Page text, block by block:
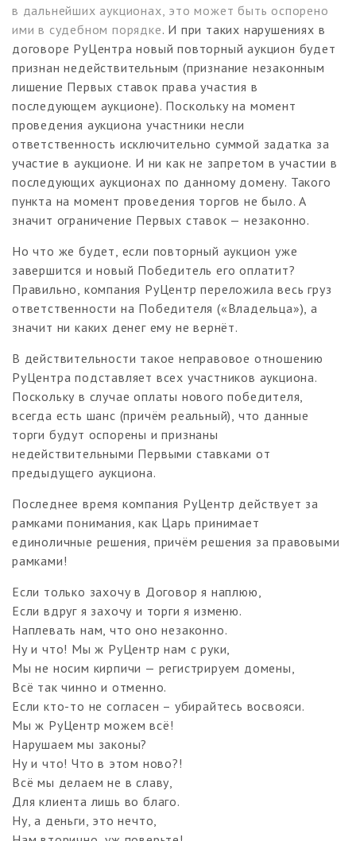
в дальнейших аукционах, это может быть оспорено
ими в судебном порядке. И при таких нарушениях в
договоре РуЦентра новый повторный аукцион будет
признан недействительным (признание незаконным
лишение Первых ставок права участия в
последующем аукционе). Поскольку на момент
проведения аукциона участники несли
ответственность исключительно суммой задатка за
участие в аукционе. И ни как не запретом в участии в
последующих аукционах по данному домену. Такого
пункта на момент проведения торгов не было. А
значит ограничение Первых ставок — незаконно.
Но что же будет, если повторный аукцион уже
завершится и новый Победитель его оплатит?
Правильно, компания РуЦентр переложила весь груз
ответственности на Победителя («Владельца»), а
значит ни каких денег ему не вернёт.
В действительности такое неправовое отношению
РуЦентра подставляет всех участников аукциона.
Поскольку в случае оплаты нового победителя,
всегда есть шанс (причём реальный), что данные
торги будут оспорены и признаны
недействительными Первыми ставками от
предыдущего аукциона.
Последнее время компания РуЦентр действует за
рамками понимания, как Царь принимает
единоличные решения, причём решения за правовыми
рамками!
Если только захочу в Договор я наплюю,
Если вдруг я захочу и торги я изменю.
Наплевать нам, что оно незаконно.
Ну и что! Мы ж РуЦентр нам с руки,
Мы не носим кирпичи — регистрируем домены,
Всё так чинно и отменно.
Если кто-то не согласен – убирайтесь восвояси.
Мы ж РуЦентр можем всё!
Нарушаем мы законы?
Ну и что! Что в этом ново?!
Всё мы делаем не в славу,
Для клиента лишь во благо.
Ну, а деньги, это нечто,